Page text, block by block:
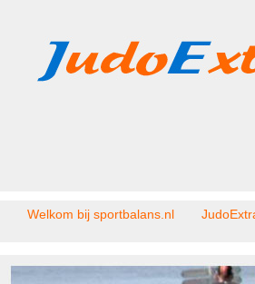
Welkom bij sportbalans.nl